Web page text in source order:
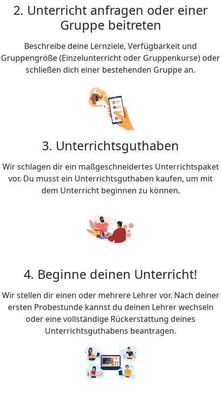
2. Unterricht anfragen oder einer
Gruppe beitreten
Beschreibe deine Lernziele, Verfügbarkeit und
Gruppengröße (Einzelunterricht oder Gruppenkurse) oder
schließen dich einer bestehenden Gruppe an.
3. Unterrichtsguthaben
Wir schlagen dir ein maßgeschneidertes Unterrichtspaket
vor. Du musst ein Unterrichtsguthaben kaufen, um mit
dem Unterricht beginnen zu können.
4. Beginne deinen Unterricht!
Wir stellen dir einen oder mehrere Lehrer vor. Nach deiner
ersten Probestunde kannst du deinen Lehrer wechseln
oder eine vollständige Rückerstattung deines
Unterrichtsguthabens beantragen.